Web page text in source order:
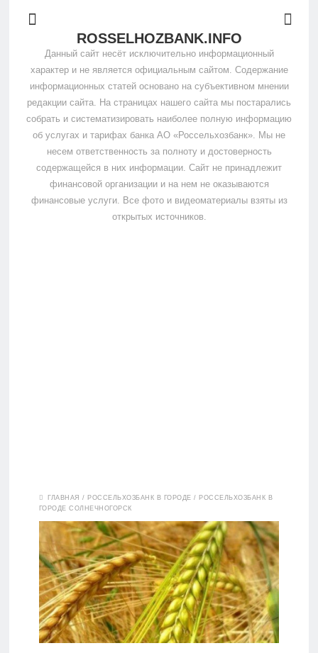
ROSSELHOZBANK.INFO
Данный сайт несёт исключительно информационный
характер и не является официальным сайтом. Содержание
информационных статей основано на субъективном мнении
редакции сайта. На страницах нашего сайта мы постарались
собрать и систематизировать наиболее полную информацию
об услугах и тарифах банка АО «Россельхозбанк». Мы не
несем ответственность за полноту и достоверность
содержащейся в них информации. Сайт не принадлежит
финансовой организации и на нем не оказываются
финансовые услуги. Все фото и видеоматериалы взяты из
открытых источников.
Дебетовые
карты
Кредитные
карты
ГЛАВНАЯ / РОССЕЛЬХОЗБАНК В ГОРОДЕ / РОССЕЛЬХОЗБАНК В
ГОРОДЕ СОЛНЕЧНОГОРСК